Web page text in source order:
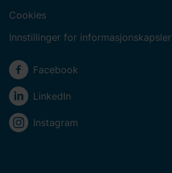
Cookies
Innstillinger for informasjonskapsler
Sosiale medier
Facebook
LinkedIn
Instagram